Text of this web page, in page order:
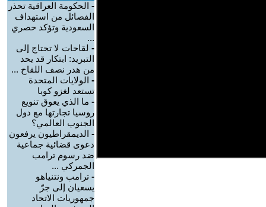
- الحكومة العراقية تحذر
الفصائل من استهداف
السعودية وتؤكد حصري
...
- لقاحات لا تحتاج إلى
التبريد: ابتكار قد يحد
من هدر نصف اللقاح ...
- الولايات المتحدة
تستعد لغزو كوبا
- ما الذي يعوق تنويع
روسيا تجارتها مع دول
الجنوب العالمي؟
- الديمقراطيون يرفعون
دعوى قضائية جماعية
ضد رسوم ترامب
الجمركي ...
- ترامب ونتنياهو
يسعيان إلى جرّ
جمهوريات الاتحاد